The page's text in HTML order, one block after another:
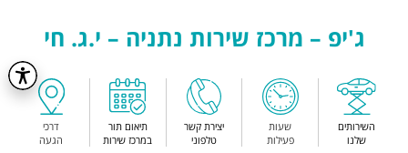
ג'יפ – מרכז שירות נתניה – י.ג. חי
השירותים
שלנו
שעות
פעילות
יצירת קשר
טלפוני
תיאום תור
במרכז שירות
דרכי
הגעה